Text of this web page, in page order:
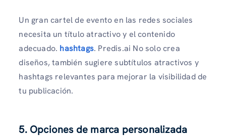
Un gran cartel de evento en las redes sociales
necesita un título atractivo y el contenido
adecuado. hashtags. Predis.ai No solo crea
diseños, también sugiere subtítulos atractivos y
hashtags relevantes para mejorar la visibilidad de
tu publicación.
5. Opciones de marca personalizada